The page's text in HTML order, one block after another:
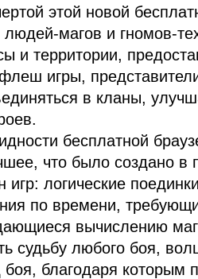
этой новой
людей-магов и гномов-
и территории,
игры,
в кланы,
бесплатной
что было создано в
логические
по времени,
вычислению
судьбу любого боя,
благодаря которым